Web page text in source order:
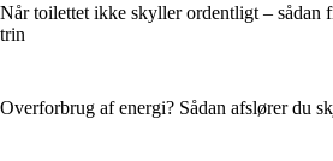
Når toilettet ikke skyller ordentligt – sådan
trin
Overforbrug af energi? Sådan afslører du